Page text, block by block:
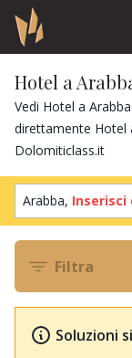
Hotel a
Vedi Hotel a
direttamente Hotel
Dolomiticlass.it
Arabba, Inserisci
Filtra
Soluzioni